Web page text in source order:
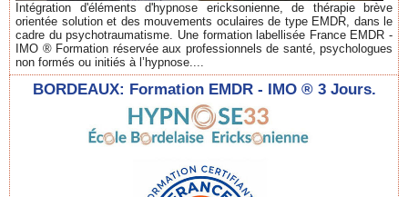
Intégration d'éléments d'hypnose ericksonienne, de thérapie brève
orientée solution et des mouvements oculaires de type EMDR, dans le
cadre du psychotraumatisme. Une formation labellisée France EMDR -
IMO ® Formation réservée aux professionnels de santé, psychologues
non formés ou initiés à l’hypnose....
BORDEAUX: Formation EMDR - IMO ® 3 Jours.